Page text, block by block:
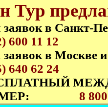
Тур
в Санкт-
600 11 12
заявок в
640 62 24
8